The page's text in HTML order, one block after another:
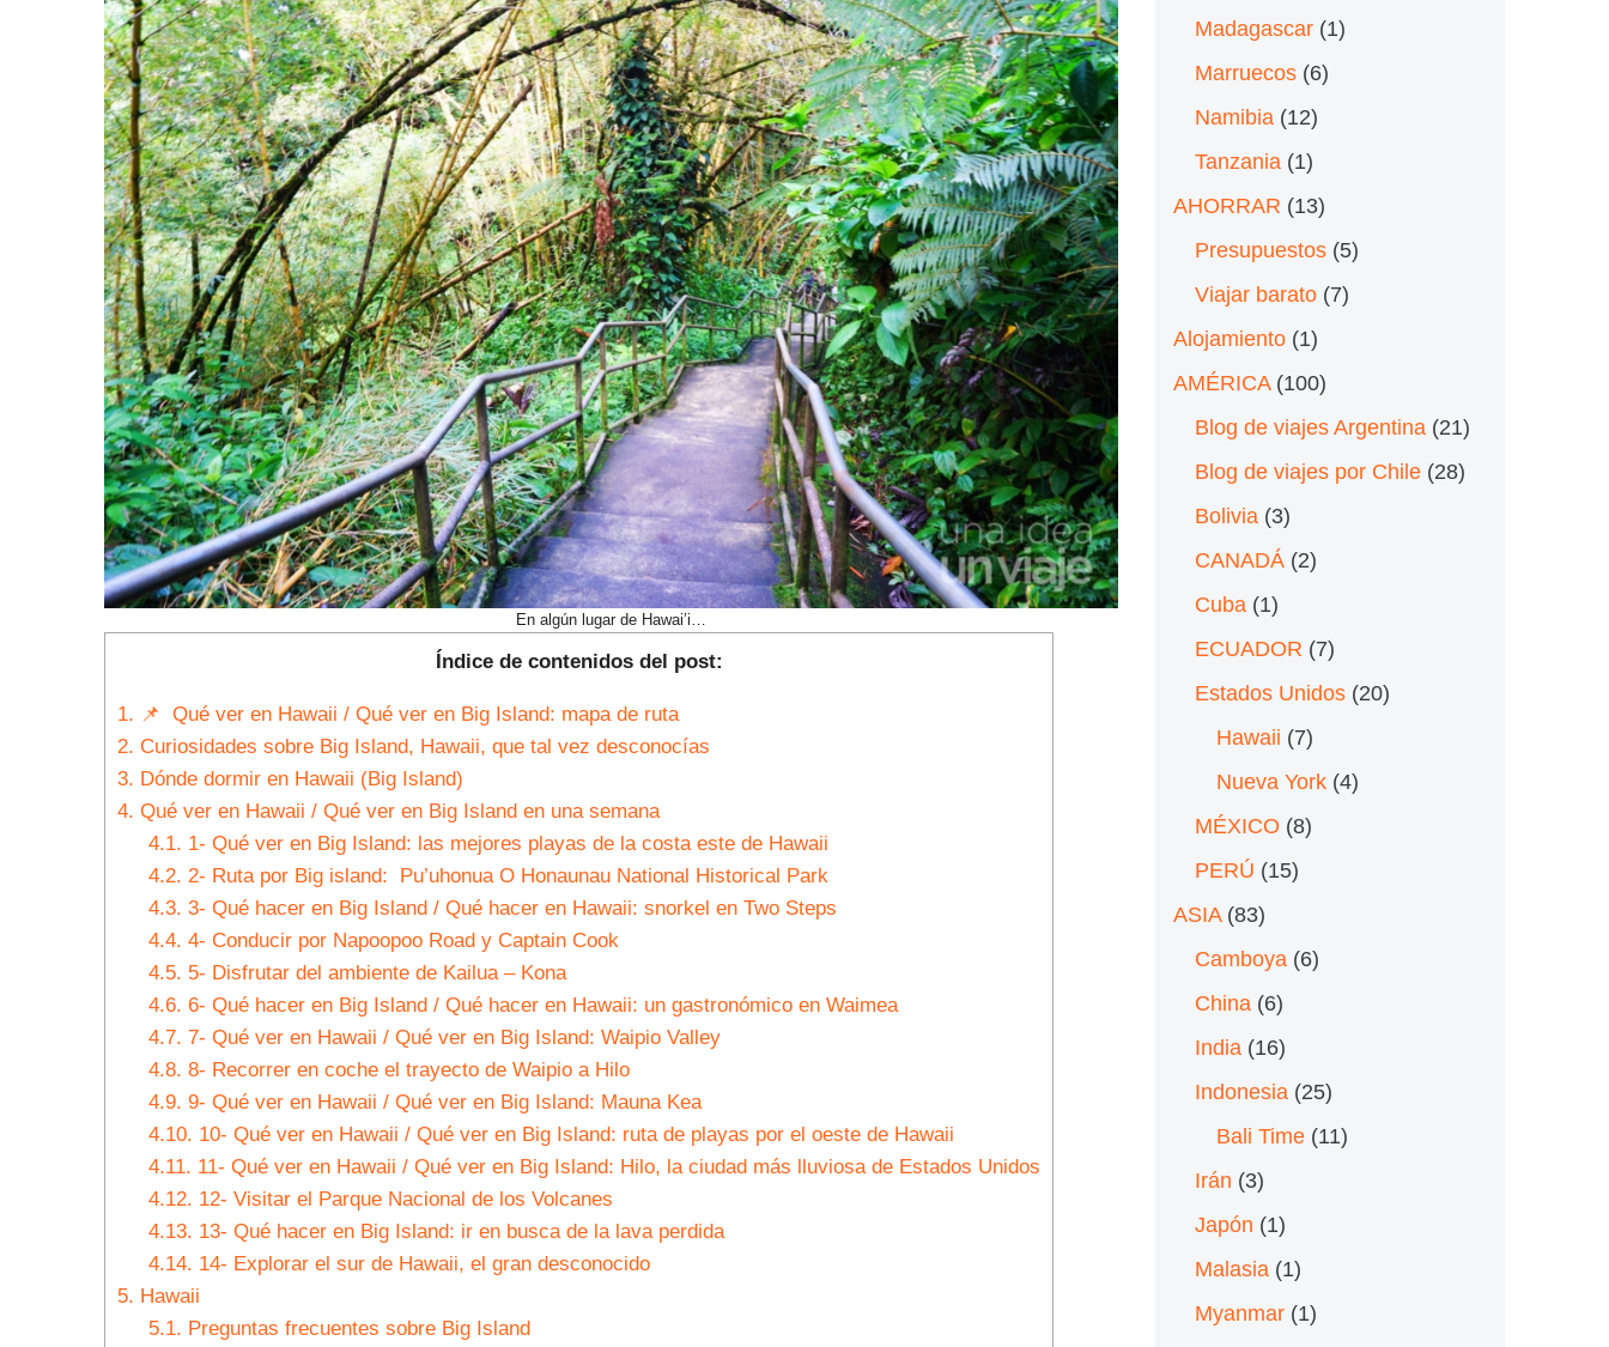
En algún lugar de Hawai’i…
Índice de contenidos del post:
1. 📌 Qué ver en Hawaii / Qué ver en Big Island: mapa de ruta
2. Curiosidades sobre Big Island, Hawaii, que tal vez desconocías
3. Dónde dormir en Hawaii (Big Island)
4. Qué ver en Hawaii / Qué ver en Big Island en una semana
4.1. 1- Qué ver en Big Island: las mejores playas de la costa este de Hawaii
4.2. 2- Ruta por Big island: Pu’uhonua O Honaunau National Historical Park
4.3. 3- Qué hacer en Big Island / Qué hacer en Hawaii: snorkel en Two Steps
4.4. 4- Conducir por Napoopoo Road y Captain Cook
4.5. 5- Disfrutar del ambiente de Kailua – Kona
4.6. 6- Qué hacer en Big Island / Qué hacer en Hawaii: un gastronómico en Waimea
4.7. 7- Qué ver en Hawaii / Qué ver en Big Island: Waipio Valley
4.8. 8- Recorrer en coche el trayecto de Waipio a Hilo
4.9. 9- Qué ver en Hawaii / Qué ver en Big Island: Mauna Kea
4.10. 10- Qué ver en Hawaii / Qué ver en Big Island: ruta de playas por el oeste de Hawaii
4.11. 11- Qué ver en Hawaii / Qué ver en Big Island: Hilo, la ciudad más lluviosa de Estados Unidos
4.12. 12- Visitar el Parque Nacional de los Volcanes
4.13. 13- Qué hacer en Big Island: ir en busca de la lava perdida
4.14. 14- Explorar el sur de Hawaii, el gran desconocido
5. Hawaii
5.1. Preguntas frecuentes sobre Big Island
Madagascar(1)
Marruecos(6)
Namibia(12)
Tanzania(1)
AHORRAR (13)
Presupuestos(5)
Viajar barato(7)
Alojamiento(1)
AMÉRICA(100)
Blog de viajes Argentina(21)
Blog de viajes por Chile(28)
Bolivia(3)
CANADÁ(2)
Cuba(1)
ECUADOR (7)
Estados Unidos(20)
Hawaii (7)
Nueva York(4)
MÉXICO (8)
PERÚ (15)
ASIA(83)
Camboya(6)
China(6)
India(16)
Indonesia(25)
Bali Time(11)
Irán (3)
Japón (1)
Malasia(1)
Myanmar(1)